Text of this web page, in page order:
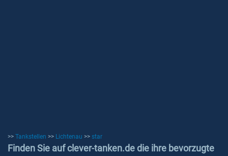
>> Tankstellen >> Lichtenau >> star
Finden Sie auf clever-tanken.de die ihre bevorzugte